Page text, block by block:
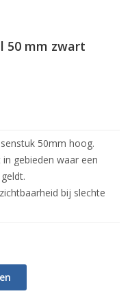
50 mm zwart
50mm hoog.
gebieden waar een
bij slechte